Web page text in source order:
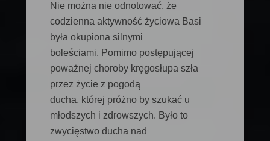
Nie można nie odnotować, że
codzienna aktywność życiowa Basi
była okupiona silnymi
boleściami. Pomimo postępującej
poważnej choroby kręgosłupa szła
przez życie z pogodą
ducha, której próżno by szukać u
młodszych i zdrowszych. Było to
zwycięstwo ducha nad